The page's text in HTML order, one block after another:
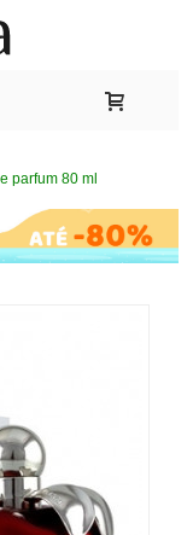
parfum 80 ml